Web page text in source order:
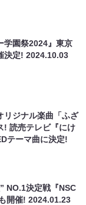
学園祭2024』東京
決定!2024.10.03
リジナル楽曲「ふざ
! 読売テレビ『にけ
テーマ曲に決定!
NO.1決定戦『NSC
開催!2024.01.23